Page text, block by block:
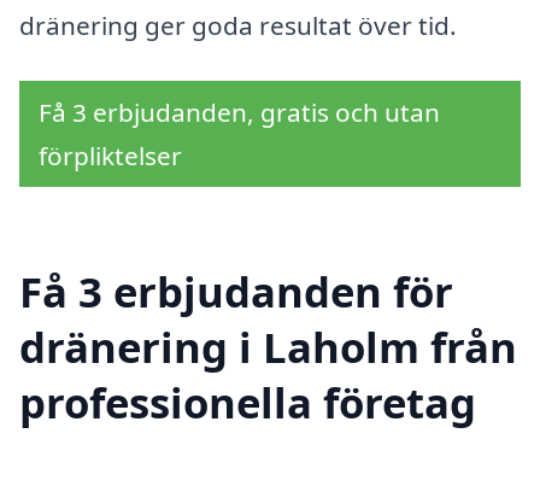
dränering ger goda resultat över tid.
Få 3 erbjudanden, gratis och utan
förpliktelser
Få 3 erbjudanden för
dränering i Laholm från
professionella företag